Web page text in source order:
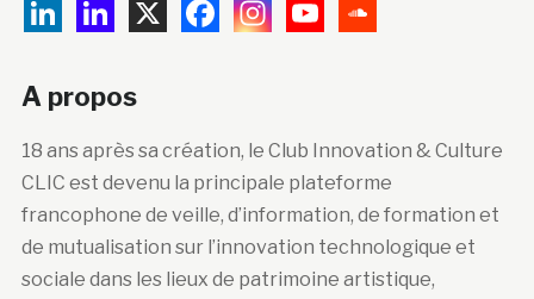
A propos
18 ans après sa création, le Club Innovation & Culture
CLIC est devenu la principale plateforme
francophone de veille, d’information, de formation et
de mutualisation sur l’innovation technologique et
sociale dans les lieux de patrimoine artistique,